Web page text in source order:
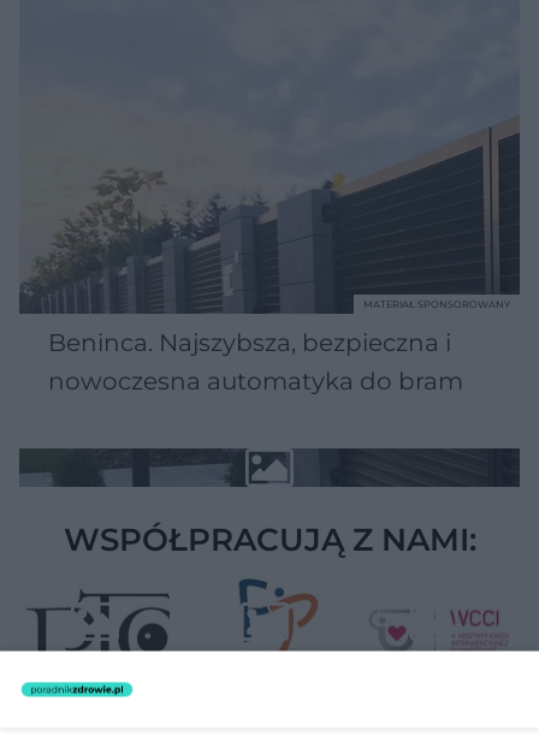
Beninca. Najszybsza, bezpieczna i
nowoczesna automatyka do bram
MATERIAŁ SPONSOROWANY
WSPÓŁPRACUJĄ Z NAMI: